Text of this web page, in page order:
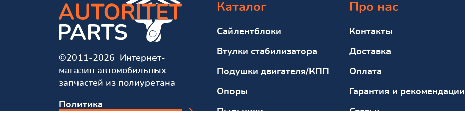
©2011-2026 Интернет-
магазин автомобильных
запчастей из полиуретана
Политика
Каталог
Сайлентблоки
Втулки стабилизатора
Подушки двигателя/КПП
Опоры
Пыльники
Про нас
Контакты
Доставка
Оплата
Гарантия и рекомендации
Статьи